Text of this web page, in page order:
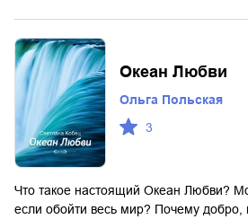
Океан Любви
Ольга Польская
3
Что такое настоящий Океан Любви?
если обойти весь мир? Почему добро,